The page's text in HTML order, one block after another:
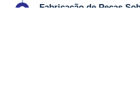
Fabricação de Peças